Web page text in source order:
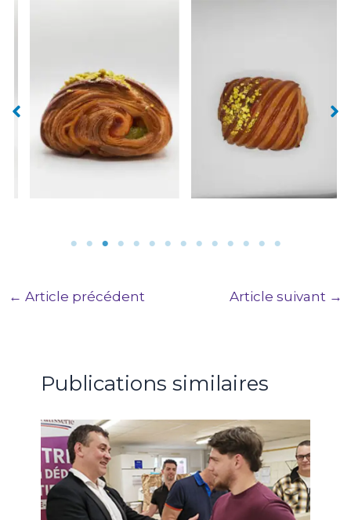
Le PistabriCHOC :
pistache et abricot
Le PistabriCHOC :
pistache et abricot
← Article précédent Article suivant →
Publications similaires